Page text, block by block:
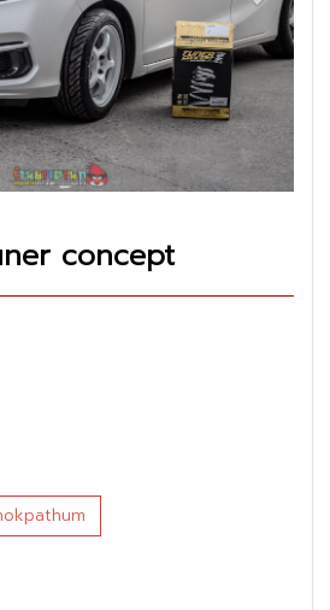
concept